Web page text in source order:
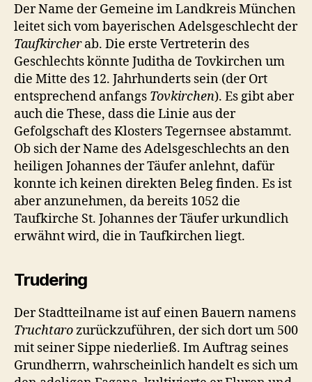
Der Name der Gemeine im Landkreis München
leitet sich vom bayerischen Adelsgeschlecht der
Taufkircherab. Die erste Vertreterin des
Geschlechts könnte Juditha de Tovkirchen um
die Mitte des 12. Jahrhunderts sein (der Ort
entsprechend anfangs Tovkirchen). Es gibt aber
auch die These, dass die Linie aus der
Gefolgschaft des Klosters Tegernsee abstammt.
Ob sich der Name des Adelsgeschlechts an den
heiligen Johannes der Täufer anlehnt, dafür
konnte ich keinen direkten Beleg finden. Es ist
aber anzunehmen, da bereits 1052 die
Taufkirche St. Johannes der Täufer urkundlich
erwähnt wird, die in Taufkirchen liegt.
Trudering
Der Stadtteilname ist auf einen Bauern namens
Truchtarozurückzuführen, der sich dort um 500
mit seiner Sippe niederließ. Im Auftrag seines
Grundherrn, wahrscheinlich handelt es sich um